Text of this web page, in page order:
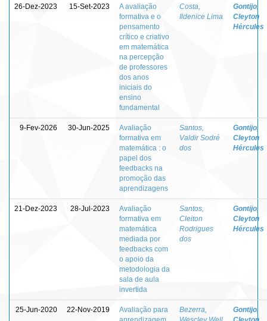
26-Dez-2023 15-Set-2023
A avaliação
formativa e o
pensamento
crítico e criativo
em matemática
na percepção
de professores
dos anos
iniciais do
ensino
fundamental
Costa,
Ildenice Lima
Gontijo,
Cleyton
Hércules
9-Fev-2026 30-Jun-2025
Avaliação
formativa em
matemática : o
papel dos
feedbacks na
promoção das
aprendizagens
Santos,
Valdir Sodré
dos
Gontijo,
Cleyton
Hércules
21-Dez-2023 28-Jul-2023
Avaliação
formativa em
matemática
mediada por
feedbacks com
o apoio da
metodologia da
sala de aula
invertida
Santos,
Cleiton
Rodrigues
dos
Gontijo,
Cleyton
Hércules
25-Jun-2020 22-Nov-2019
Avaliação para
Bezerra,
Gontijo,